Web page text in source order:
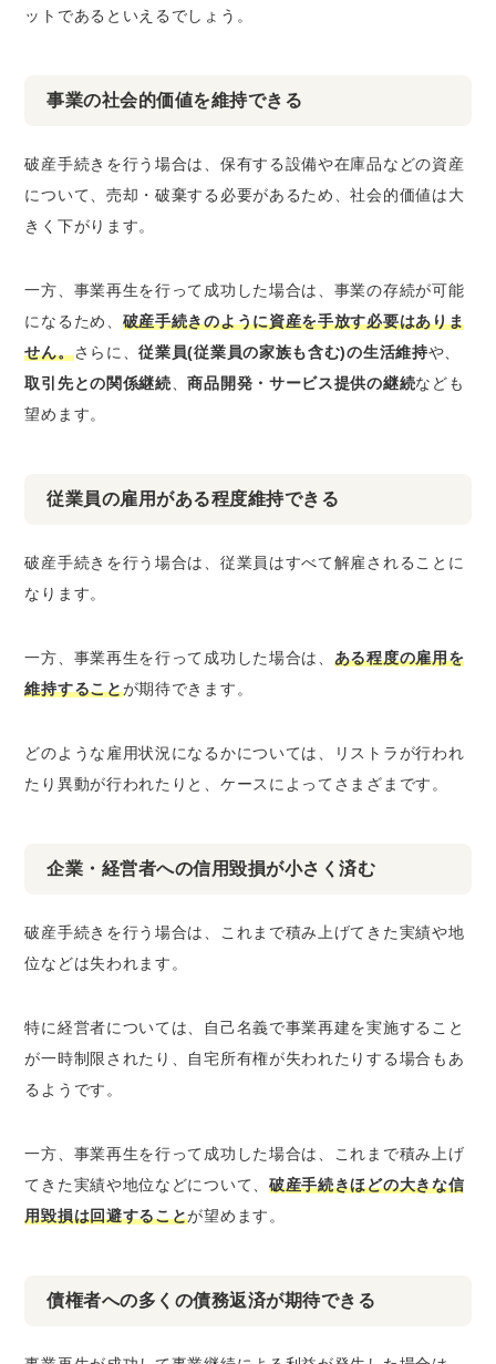
ットであるといえるでしょう。
事業の社会的価値を維持できる
破産手続きを行う場合は、保有する設備や在庫品などの資産
について、売却・破棄する必要があるため、社会的価値は大
きく下がります。
一方、事業再生を行って成功した場合は、事業の存続が可能
になるため、 破産手続きのように資産を手放す必要はありま
せん。さらに、従業員(従業員の家族も含む)の生活維持や、
取引先との関係継続 、商品開発・サービス提供の継続なども
望めます。
従業員の雇用がある程度維持できる
破産手続きを行う場合は、従業員はすべて解雇されることに
なります。
一方、事業再生を行って成功した場合は、 ある程度の雇用を
維持することが期待できます。
どのような雇用状況になるかについては、リストラが行われ
たり異動が行われたりと、ケースによってさまざまです。
企業・経営者への信用毀損が小さく済む
破産手続きを行う場合は、これまで積み上げてきた実績や地
位などは失われます。
特に経営者については、自己名義で事業再建を実施すること
が一時制限されたり、自宅所有権が失われたりする場合もあ
るようです。
一方、事業再生を行って成功した場合は、これまで積み上げ
てきた実績や地位などについて、 破産手続きほどの大きな信
用毀損は回避することが望めます。
債権者への多くの債務返済が期待できる